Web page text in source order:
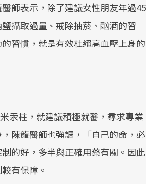
師表示，除了建議女性朋友年過45
攝取過量、戒除抽菸、酗酒的習
習慣，就是有效杜絕高血壓上身的
汞柱，就建議積極就醫，尋求專業
陳龍醫師也強調，「自己的命，必
的好，多半與正確用藥有關。因此
有保障。